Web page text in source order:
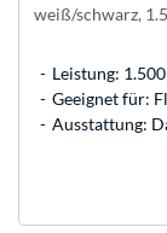
weiß/schwarz,
Leistung:
Geeignet für:
Ausstattung: